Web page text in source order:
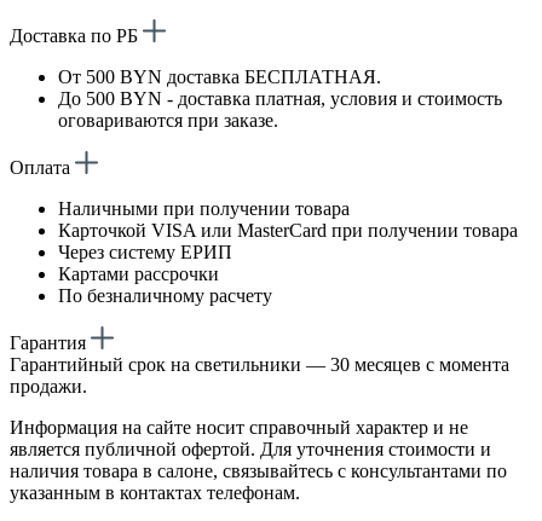
Доставка по РБ
От 500 BYN доставка БЕСПЛАТНАЯ.
До 500 BYN - доставка платная, условия и стоимость
оговариваются при заказе.
Оплата
Наличными при получении товара
Карточкой VISA или MasterCard при получении товара
Через систему ЕРИП
Картами рассрочки
По безналичному расчету
Гарантия
Гарантийный срок на светильники — 30 месяцев с момента
продажи.
Информация на сайте носит справочный характер и не
является публичной офертой. Для уточнения стоимости и
наличия товара в салоне, связывайтесь с консультантами по
указанным в контактах телефонам.